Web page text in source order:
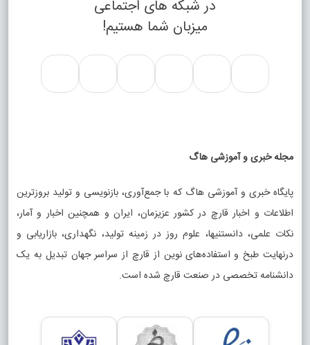
در شبکه های اجتماعی
میزبان شما هستیم!
مجله خبری و آموزشی هاگ
پایگاه خبری و آموزشی هاگ که با جمع‌آوری، بازنویسی و تولید بروزترین
اطلاعات و اخبار قارچ در کشور عزیزمان، ایران و همچنین اخبار و آمار،
نکات علمی، دانستنیها، علوم روز در زمینه تولید، نگهداری، بازاریابی و
درنهایت طبخ و استفاده‌های نوین از قارچ از سراسر جهان تبدیل به یک
دانشنامه تخصصی در صنعت قارچ شده است.